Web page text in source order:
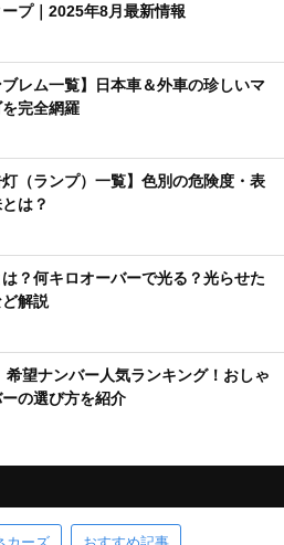
ープ｜2025年8月最新情報
ブレム一覧】日本車＆外車の珍しいマ
完全網羅
灯（ランプ）一覧】色別の危険度・表
は？
？何キロオーバーで光る？光らせた
解説
希望ナンバー人気ランキング！おしゃ
の選び方を紹介